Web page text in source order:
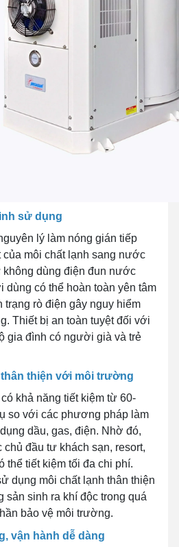
sử dụng
lý làm nóng gián tiếp
của môi chất lạnh sang nước
không dùng điện đun nước
dùng có thể hoàn toàn yên tâm
trạng rò điện gây nguy hiểm
Thiết bị an toàn tuyệt đối với
gia đình có người già và trẻ
thiện với môi trường
có khả năng tiết kiệm từ 60-
so với các phương pháp làm
dầu, gas, điện. Nhờ đó,
đầu tư khách sạn, resort,
thể tiết kiệm tối đa chi phí.
dụng môi chất lạnh thân thiện
sinh ra khí độc trong quá
bảo vệ môi trường.
vận hành dễ dàng